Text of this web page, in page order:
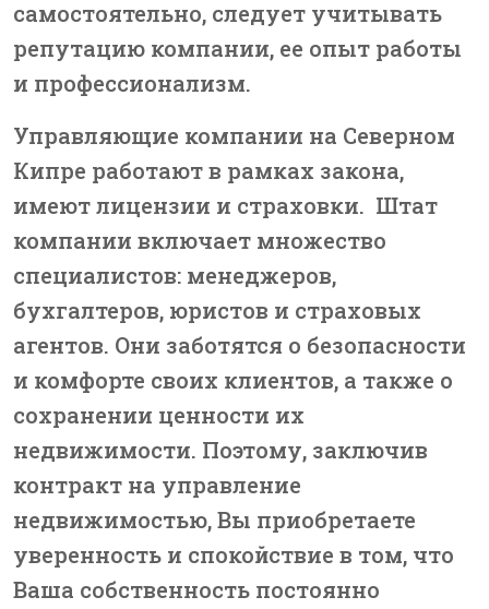
самостоятельно, следует учитывать
репутацию компании, ее опыт работы
и профессионализм.
Управляющие компании на Северном
Кипре работают в рамках закона,
имеют лицензии и страховки. Штат
компании включает множество
специалистов: менеджеров,
бухгалтеров, юристов и страховых
агентов. Они заботятся о безопасности
и комфорте своих клиентов, а также о
сохранении ценности их
недвижимости. Поэтому, заключив
контракт на управление
недвижимостью, Вы приобретаете
уверенность и спокойствие в том, что
Ваша собственность постоянно